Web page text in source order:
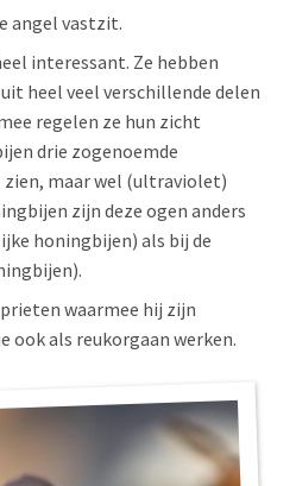
angel vastzit.
interessant. Ze hebben
heel veel verschillende delen
regelen ze hun zicht
drie zogenoemde
maar wel (ultraviolet)
zijn deze ogen anders
honingbijen) als bij de
waarmee hij zijn
ook als reukorgaan werken.